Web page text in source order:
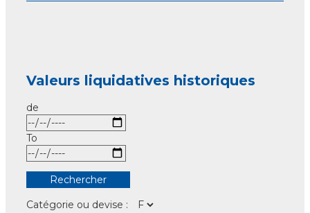
Valeurs liquidatives historiques
de
To
Catégorie ou devise :